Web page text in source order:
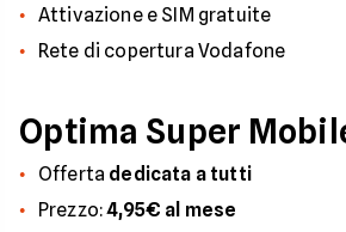
Attivazione e SIM gratuite
Rete di copertura Vodafone
Optima Super
Offerta dedicata a tutti
Prezzo:4,95€ al mese